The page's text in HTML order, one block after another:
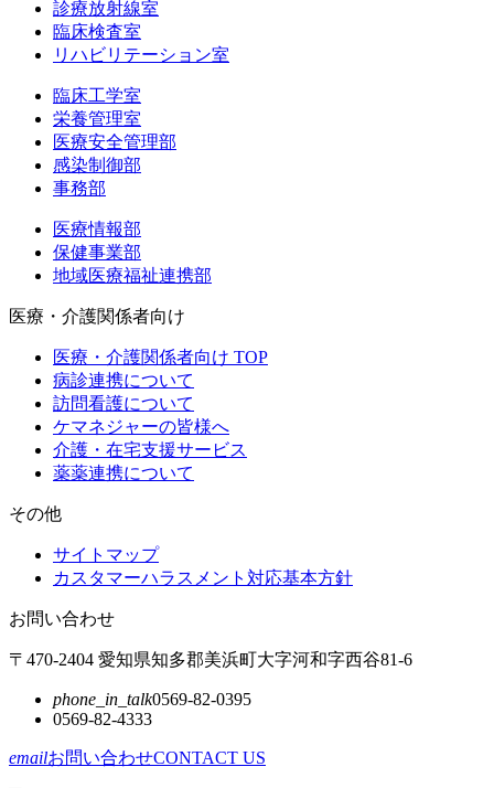
診療放射線室
臨床検査室
リハビリテーション室
臨床工学室
栄養管理室
医療安全管理部
感染制御部
事務部
医療情報部
保健事業部
地域医療福祉連携部
医療・介護関係者向け
医療・介護関係者向け TOP
病診連携について
訪問看護について
ケマネジャーの皆様へ
介護・在宅支援サービス
薬薬連携について
その他
サイトマップ
カスタマーハラスメント対応基本方針
お問い合わせ
〒470-2404 愛知県知多郡美浜町大字河和字西谷81-6
phone_in_talk0569-82-0395
0569-82-4333
emailお問い合わせCONTACT US